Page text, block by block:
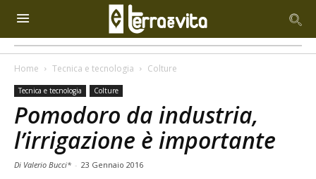
Home Tecnica e tecnologia Colture
Tecnica e tecnologia Colture
Pomodoro da industria,
l’irrigazione è importante
Di Valerio Bucci* - 23 Gennaio 2016